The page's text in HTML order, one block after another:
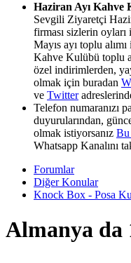
Haziran Ayı Kahve
Sevgili Ziyaretçi
firması sizlerin
Mayıs ayı toplu
Kahve Kulübü toplu
özel indirimlerden,
olmak için buradan
ve Twitter
Telefon numaranızı
duyurularından,
olmak istiyorsanız
Whatsapp Kanalını
Forumlar
Diğer Konular
Knock Box - Posa
Almanya da